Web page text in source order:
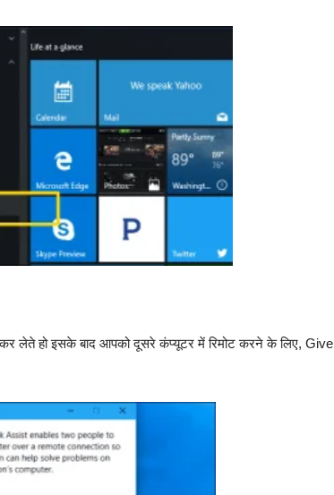
लेते हो इसके बाद आपको दूसरे कंप्यूटर में रिमोट करने के लिए, Give